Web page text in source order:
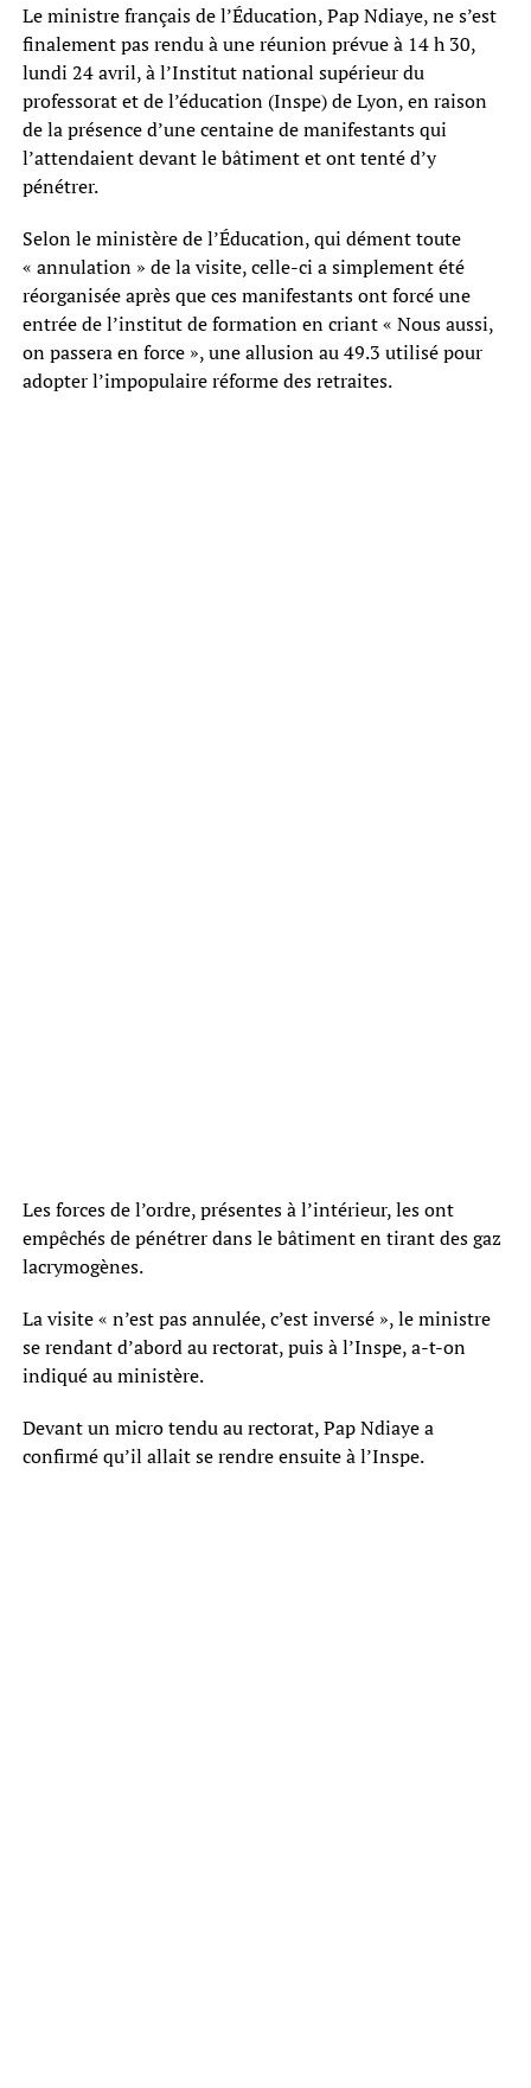
Le ministre français de l’Éducation, Pap Ndiaye, ne s’est
finalement pas rendu à une réunion prévue à 14 h 30,
lundi 24 avril, à l’Institut national supérieur du
professorat et de l’éducation (Inspe) de Lyon, en raison
de la présence d’une centaine de manifestants qui
l’attendaient devant le bâtiment et ont tenté d’y
pénétrer.
Selon le ministère de l’Éducation, qui dément toute
« annulation » de la visite, celle-ci a simplement été
réorganisée après que ces manifestants ont forcé une
entrée de l’institut de formation en criant « Nous aussi,
on passera en force », une allusion au 49.3 utilisé pour
adopter l’impopulaire réforme des retraites.
Les forces de l’ordre, présentes à l’intérieur, les ont
empêchés de pénétrer dans le bâtiment en tirant des gaz
lacrymogènes.
La visite « n’est pas annulée, c’est inversé », le ministre
se rendant d’abord au rectorat, puis à l’Inspe, a-t-on
indiqué au ministère.
Devant un micro tendu au rectorat, Pap Ndiaye a
confirmé qu’il allait se rendre ensuite à l’Inspe.